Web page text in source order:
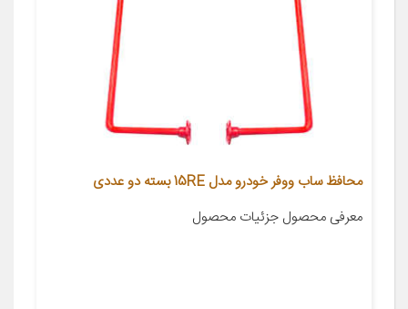
محافظ ساب ووفر خودرو مدل 15RE بسته دو عددی
معرفی محصول جزئیات محصول